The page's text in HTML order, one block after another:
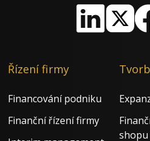
Řízení firmy
Financování podniku
Finanční řízení firmy
shopu